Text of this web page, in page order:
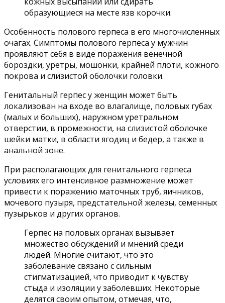
образующиеся на месте язв корочки.
Особенность полового герпеса в его многочисленных
очагах. Симптомы полового герпеса у мужчин
проявляют себя в виде поражения венечной
бороздки, уретры, мошонки, крайней плоти, кожного
покрова и слизистой оболочки головки.
Генитальный герпес у женщин может быть
локализован на входе во влагалище, половых губах
(малых и больших), наружном уретральном
отверстии, в промежности, на слизистой оболочке
шейки матки, в области ягодиц и бедер, а также в
анальной зоне.
При располагающих для генитального герпеса
условиях его интенсивное размножение может
привести к поражению маточных труб, яичников,
мочевого пузыря, предстательной железы, семенных
пузырьков и других органов.
Герпес на половых органах вызывает
множество обсуждений и мнений среди
людей. Многие считают, что это
заболевание связано с сильным
стигматизацией, что приводит к чувству
стыда и изоляции у заболевших. Некоторые
делятся своим опытом, отмечая, что,